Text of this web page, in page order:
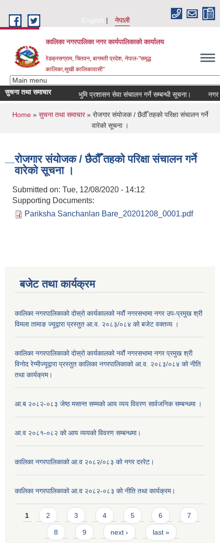
English
नेपाली
कालिका नगरपालिका नगर कार्यपालिकाकाे कार्यालय
रेडक्रसग्राम, चितवन, बागमती प्रदेश, नेपाल-"समृद्ध
कालिका,सुखी कालिकावासी"
सुचना तथा समाचार भुमि प्रशासन सेवा संचालन गर्ने सम्बन्धी सूचना। नगर
You are here
Home» सुचना तथा समाचार» रोजगार संयोजक / छैठौँ तहको परिक्षा संचालन गर्ने
वारेको सूचना ।
रोजगार संयोजक / छैठौँ तहको परिक्षा संचालन गर्ने
वारेको सूचना ।
Submitted on: Tue, 12/08/2020 - 14:12
Supporting Documents:
Pariksha Sanchanlan Bare_20201208_0001.pdf
बजेट तथा कार्यक्रम
कालिका नगरपालिकाको दोस्रो कार्यकालको नवौं नगरसभामा नगर उप-प्रमुख श्री
विमला तामाङ ज्यूद्वारा प्रस्तुत आ.व. २०८३/०८४ को बजेट वक्तव्य ।
कालिका नगरपालिकाको दोस्रो कार्यकालको नवौं नगरसभामा नगर प्रमुख श्री
विनोद रेग्मीज्यूद्वारा प्रस्तुत कालिका नगरपालिकाको आ.व. २०८३/०८४ को नीति
तथा कार्यक्रम।
आ.ब २०८२-०८३ जेष्ठ मसान्त सम्मको आय व्यय विवरण सार्वजनिक सम्बन्धमा ।
आ.व २०८१-०८२ को आय व्ययको विवरण सम्बन्धमा।
कालिका नगरपालिकाको आ.व २०८२/०८३ को नगर दररेट।
कालिका नगरपालिकाको आ.व २०८२-०८३ को नीति तथा कार्यक्रम।
Pages
1 2 3 4 5 6 7
8 9 next › last »